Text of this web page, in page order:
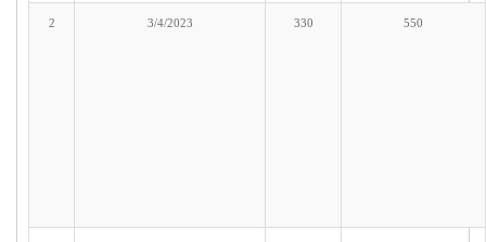
2 3/4/2023 330 550